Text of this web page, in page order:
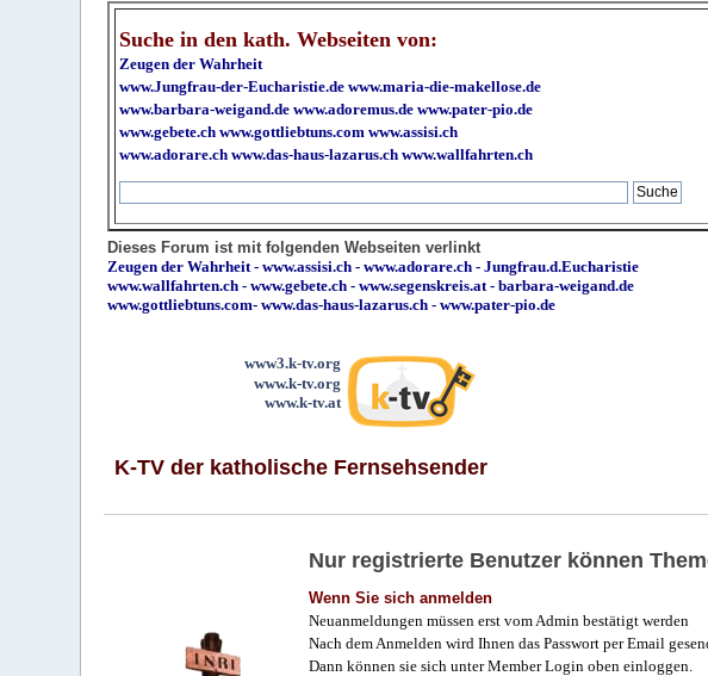
Suche in den kath. Webseiten von:
Zeugen der Wahrheit
www.Jungfrau-der-Eucharistie.de www.maria-die-makellose.de
www.barbara-weigand.de www.adoremus.de www.pater-pio.de
www.gebete.ch www.gottliebtuns.com www.assisi.ch
www.adorare.ch www.das-haus-lazarus.ch www.wallfahrten.ch
Dieses Forum ist mit folgenden Webseiten verlinkt
Zeugen der Wahrheit -www.assisi.ch -www.adorare.ch -Jungfrau.d.Eucharistie
www.wallfahrten.ch -www.gebete.ch -www.segenskreis.at -barbara-weigand.de
www.gottliebtuns.com-www.das-haus-lazarus.ch - www.pater-pio.de
www3.k-tv.org
www.k-tv.org
www.k-tv.at
K-TV der katholische Fernsehsender
Nur registrierte Benutzer können
Wenn Sie sich anmelden
Neuanmeldungen müssen erst vom Admin bestätigt werden
Nach dem Anmelden wird Ihnen das Passwort per Email
Dann können sie sich unter Member Login oben einloggen.